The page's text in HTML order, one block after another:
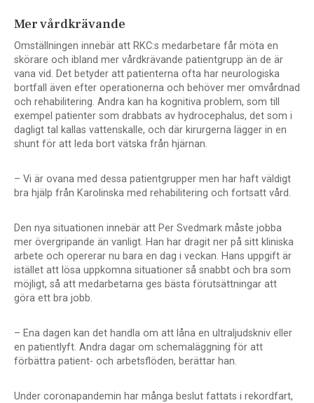
Mer vårdkrävande
Omställningen innebär att RKC:s medarbetare får möta en
skörare och ibland mer vårdkrävande patientgrupp än de är
vana vid. Det betyder att patienterna ofta har neurologiska
bortfall även efter operationerna och behöver mer omvårdnad
och rehabilitering. Andra kan ha kognitiva problem, som till
exempel patienter som drabbats av hydrocephalus, det som i
dagligt tal kallas vattenskalle, och där kirurgerna lägger in en
shunt för att leda bort vätska från hjärnan.
– Vi är ovana med dessa patientgrupper men har haft väldigt
bra hjälp från Karolinska med rehabilitering och fortsatt vård.
Den nya situationen innebär att Per Svedmark måste jobba
mer övergripande än vanligt. Han har dragit ner på sitt kliniska
arbete och opererar nu bara en dag i veckan. Hans uppgift är
istället att lösa uppkomna situationer så snabbt och bra som
möjligt, så att medarbetarna ges bästa förutsättningar att
göra ett bra jobb.
– Ena dagen kan det handla om att låna en ultraljudskniv eller
en patientlyft. Andra dagar om schemaläggning för att
förbättra patient- och arbetsflöden, berättar han.
Under coronapandemin har många beslut fattats i rekordfart,